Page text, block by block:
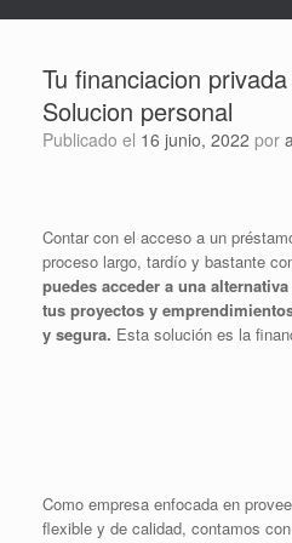
Tu financiacion
Solucion personal
Publicado el 16 junio, 2022 por
Contar con el acceso a un
proceso largo, tardío y bastante
puedes acceder a una
tus proyectos y
y segura. Esta solución es la
Como empresa enfocada en
flexible y de calidad, contamos